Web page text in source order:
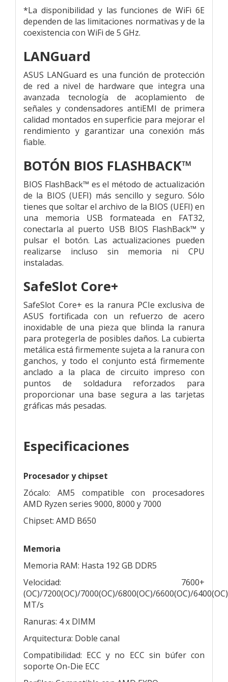
*La disponibilidad y las funciones de WiFi 6E
dependen de las limitaciones normativas y de la
coexistencia con WiFi de 5 GHz.
LANGuard
ASUS LANGuard es una función de protección
de red a nivel de hardware que integra una
avanzada tecnología de acoplamiento de
señales y condensadores antiEMI de primera
calidad montados en superficie para mejorar el
rendimiento y garantizar una conexión más
fiable.
BOTÓN BIOS FLASHBACK™
BIOS FlashBack™ es el método de actualización
de la BIOS (UEFI) más sencillo y seguro. Sólo
tienes que soltar el archivo de la BIOS (UEFI) en
una memoria USB formateada en FAT32,
conectarla al puerto USB BIOS FlashBack™ y
pulsar el botón. Las actualizaciones pueden
realizarse incluso sin memoria ni CPU
instaladas.
SafeSlot Core+
SafeSlot Core+ es la ranura PCIe exclusiva de
ASUS fortificada con un refuerzo de acero
inoxidable de una pieza que blinda la ranura
para protegerla de posibles daños. La cubierta
metálica está firmemente sujeta a la ranura con
ganchos, y todo el conjunto está firmemente
anclado a la placa de circuito impreso con
puntos de soldadura reforzados para
proporcionar una base segura a las tarjetas
gráficas más pesadas.
Especificaciones
Procesador y chipset
Zócalo: AM5 compatible con procesadores
AMD Ryzen series 9000, 8000 y 7000
Chipset: AMD B650
Memoria
Memoria RAM: Hasta 192 GB DDR5
Velocidad: 7600+
(OC)/7200(OC)/7000(OC)/6800(OC)/6600(OC)/
MT/s
Ranuras: 4 x DIMM
Arquitectura: Doble canal
Compatibilidad: ECC y no ECC sin búfer con
soporte On-Die ECC